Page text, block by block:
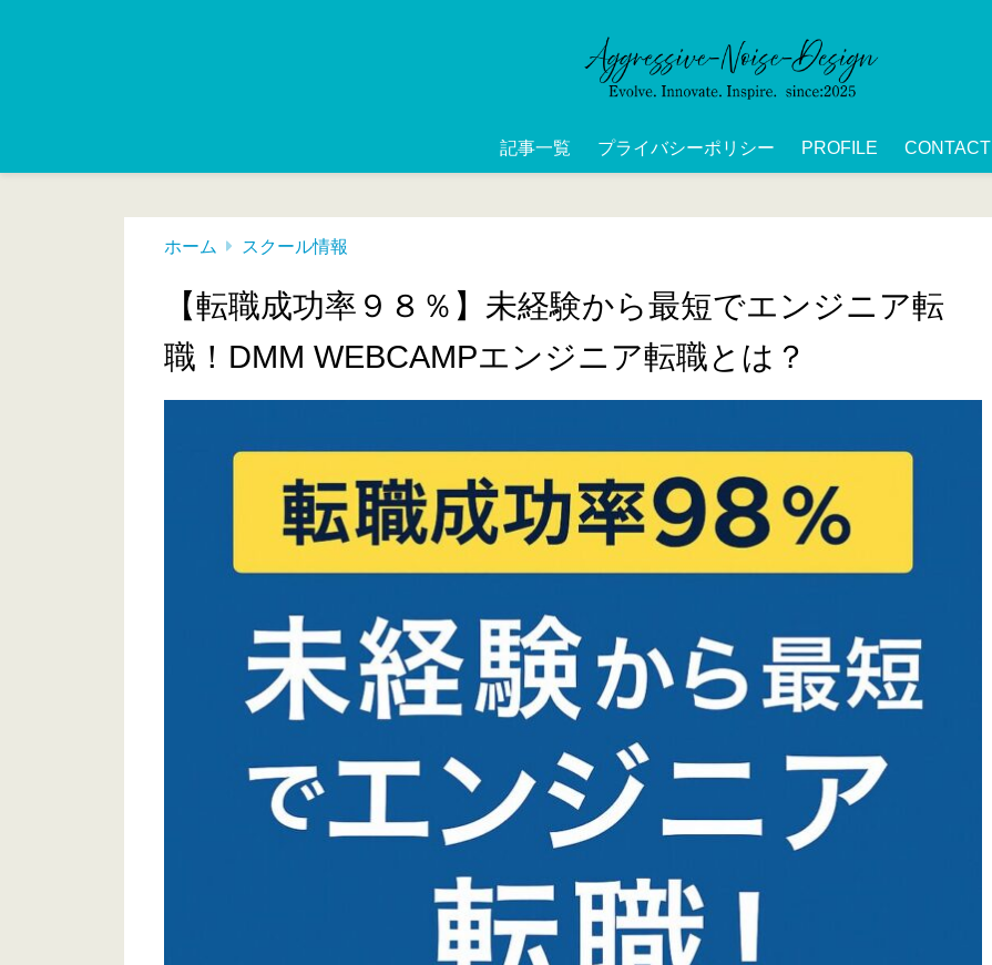
記事一覧 プライバシーポリシー PROFILE CONTACT
ホーム スクール情報
【転職成功率９８％】未経験から最短でエンジニア転
職！DMM WEBCAMPエンジニア転職とは？